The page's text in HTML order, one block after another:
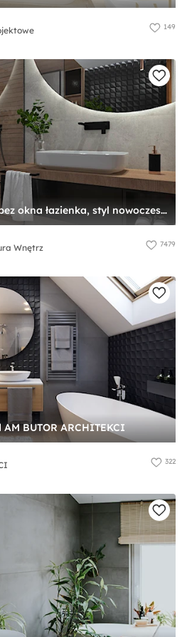
149
Łazienka 13 - Średnia bez okna łazienka, styl nowoczesny - zdjęcie od Anna Romik Architektura Wnętrz
Wnętrz 7479
BUTOR ARCHITEKCI
322